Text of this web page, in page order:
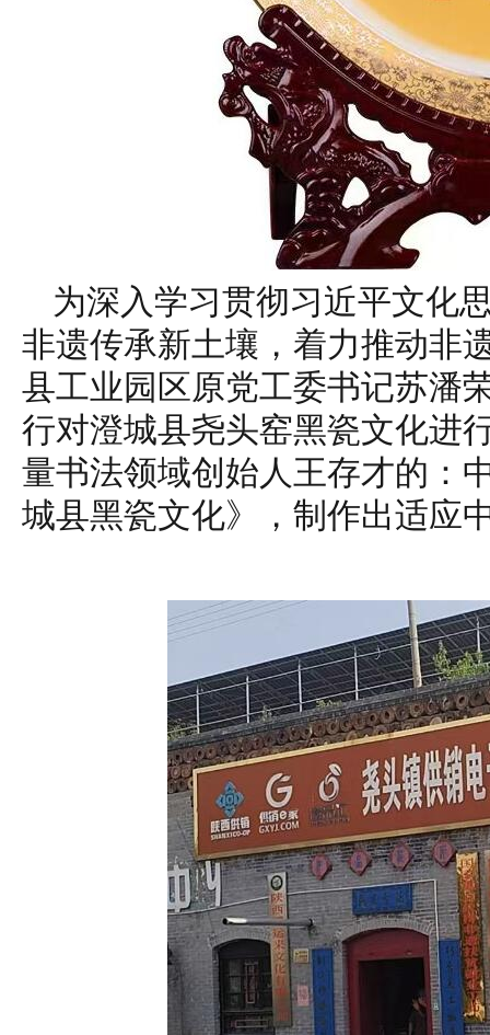
为深入学习贯彻习近平文化
非遗传承新土壤，着力推动非
县工业园区原党工委书记苏潘
行对澄城县尧头窑黑瓷文化进
量书法领域创始人王存才的：
城县黑瓷文化》，制作出适应